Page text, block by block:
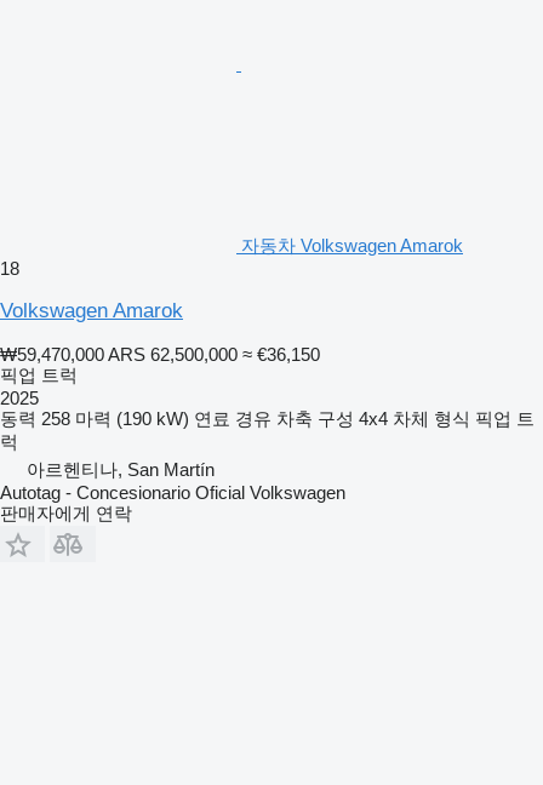
자동차 Volkswagen Amarok
18
Volkswagen Amarok
₩59,470,000ARS 62,500,000 ≈ €36,150
픽업 트럭
2025
동력 258 마력 (190 kW) 연료 경유 차축 구성 4x4 차체 형식 픽업 트
럭
아르헨티나, San Martín
Autotag - Concesionario Oficial Volkswagen
판매자에게 연락